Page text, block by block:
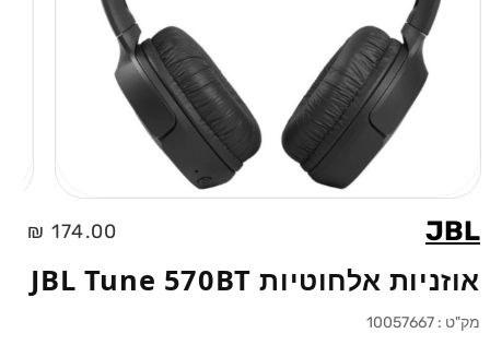
JBL
מחיר
174.00 ₪
אוזניות אלחוטיות JBL Tune 570BT
מק"ט : 10057667
מדיה
1